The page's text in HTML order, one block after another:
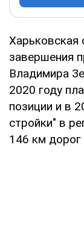
Харьковская
завершения
Владимира
2020 году
позиции и в
стройки" в
146 км дорог